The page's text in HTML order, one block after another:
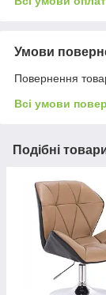
Умови
Повернення
Всі умови
Подібні